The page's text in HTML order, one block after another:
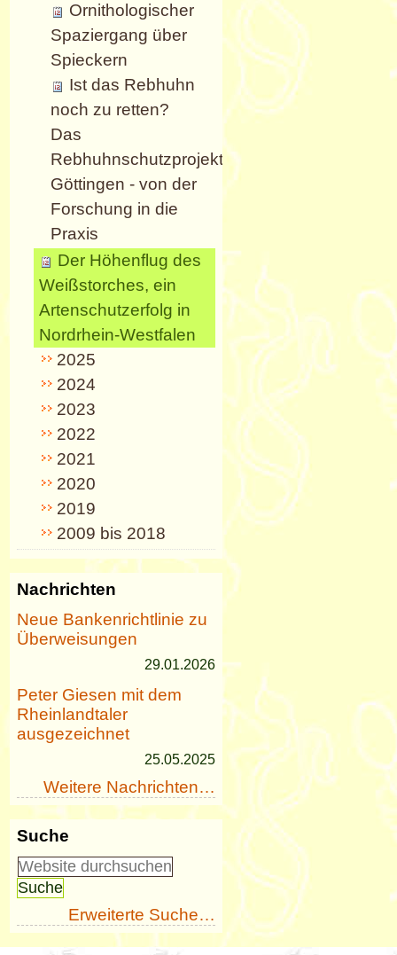
Ornithologischer
Spaziergang über
Spieckern
Ist das Rebhuhn
noch zu retten?
Das
Rebhuhnschutzprojekt
Göttingen - von der
Forschung in die
Praxis
Der Höhenflug des
Weißstorches, ein
Artenschutzerfolg in
Nordrhein-Westfalen
2025
2024
2023
2022
2021
2020
2019
2009 bis 2018
Nachrichten
Neue Bankenrichtlinie zu
Überweisungen
29.01.2026
Peter Giesen mit dem
Rheinlandtaler
ausgezeichnet
25.05.2025
Weitere Nachrichten…
Suche
Erweiterte Suche…